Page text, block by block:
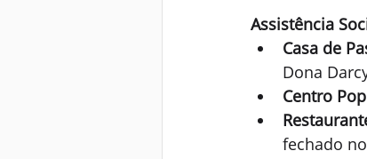
Assistência
Casa de
Dona
Centro Pop
fechado